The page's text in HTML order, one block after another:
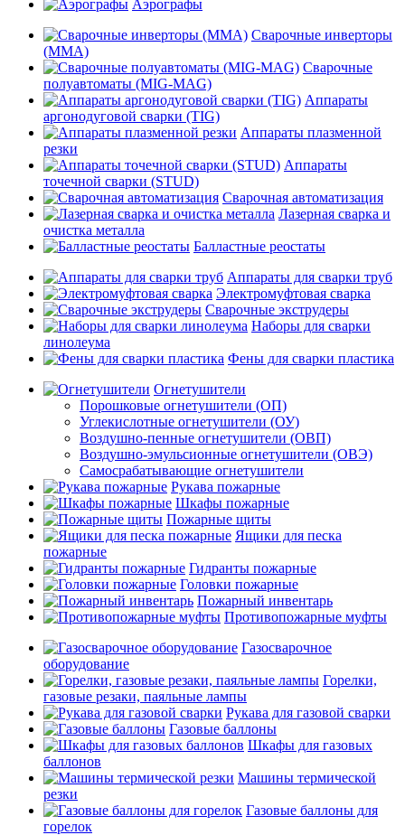
Аэрографы
Сварочные инверторы
(MMA)
Сварочные
полуавтоматы (MIG-MAG)
Аппараты
аргонодуговой сварки (TIG)
Аппараты плазменной
резки
Аппараты
точечной сварки (STUD)
Сварочная автоматизация
Лазерная сварка и
очистка металла
Балластные реостаты
Аппараты для сварки труб
Электромуфтовая сварка
Сварочные экструдеры
Наборы для сварки
линолеума
Фены для сварки пластика
Огнетушители
Порошковые огнетушители (ОП)
Углекислотные огнетушители (ОУ)
Воздушно-пенные огнетушители (ОВП)
Воздушно-эмульсионные огнетушители (ОВЭ)
Самосрабатывающие огнетушители
Рукава пожарные
Шкафы пожарные
Пожарные щиты
Ящики для песка
пожарные
Гидранты пожарные
Головки пожарные
Пожарный инвентарь
Противопожарные муфты
Газосварочное
оборудование
Горелки,
газовые резаки, паяльные лампы
Рукава для газовой сварки
Газовые баллоны
Шкафы для газовых
баллонов
Машины термической
резки
Газовые баллоны для
горелок